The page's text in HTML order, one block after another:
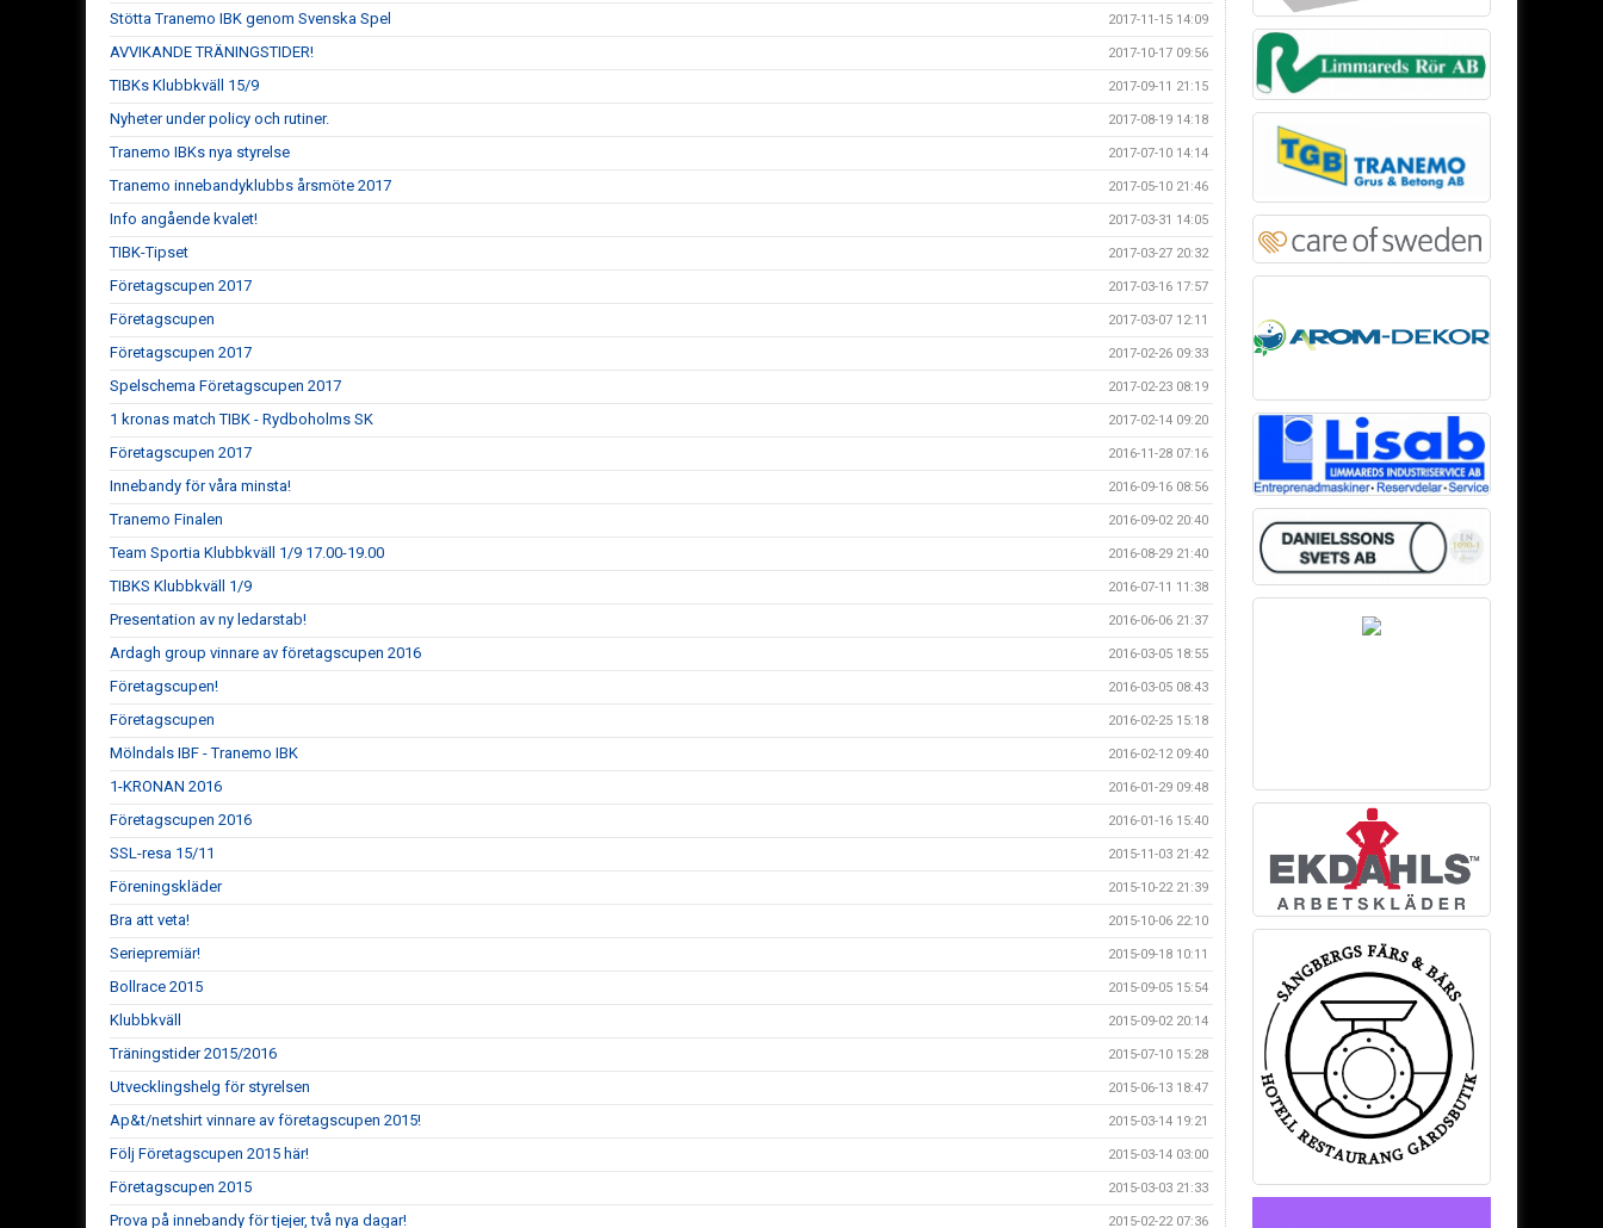
Stötta Tranemo IBK genom Svenska Spel 2017-11-15 14:09
AVVIKANDE TRÄNINGSTIDER! 2017-10-17 09:56
TIBKs Klubbkväll 15/9 2017-09-11 21:15
Nyheter under policy och rutiner. 2017-08-19 14:18
Tranemo IBKs nya styrelse 2017-07-10 14:14
Tranemo innebandyklubbs årsmöte 2017 2017-05-10 21:46
Info angående kvalet! 2017-03-31 14:05
TIBK-Tipset 2017-03-27 20:32
Företagscupen 2017 2017-03-16 17:57
Företagscupen 2017-03-07 12:11
Företagscupen 2017 2017-02-26 09:33
Spelschema Företagscupen 2017 2017-02-23 08:19
1 kronas match TIBK - Rydboholms SK 2017-02-14 09:20
Företagscupen 2017 2016-11-28 07:16
Innebandy för våra minsta! 2016-09-16 08:56
Tranemo Finalen 2016-09-02 20:40
Team Sportia Klubbkväll 1/9 17.00-19.00 2016-08-29 21:40
TIBKS Klubbkväll 1/9 2016-07-11 11:38
Presentation av ny ledarstab! 2016-06-06 21:37
Ardagh group vinnare av företagscupen 2016 2016-03-05 18:55
Företagscupen! 2016-03-05 08:43
Företagscupen 2016-02-25 15:18
Mölndals IBF - Tranemo IBK 2016-02-12 09:40
1-KRONAN 2016 2016-01-29 09:48
Företagscupen 2016 2016-01-16 15:40
SSL-resa 15/11 2015-11-03 21:42
Föreningskläder 2015-10-22 21:39
Bra att veta! 2015-10-06 22:10
Seriepremiär! 2015-09-18 10:11
Bollrace 2015 2015-09-05 15:54
Klubbkväll 2015-09-02 20:14
Träningstider 2015/2016 2015-07-10 15:28
Utvecklingshelg för styrelsen 2015-06-13 18:47
Ap&t/netshirt vinnare av företagscupen 2015! 2015-03-14 19:21
Följ Företagscupen 2015 här! 2015-03-14 03:00
Företagscupen 2015 2015-03-03 21:33
Prova på innebandy för tjejer, två nya dagar! 2015-02-22 07:36